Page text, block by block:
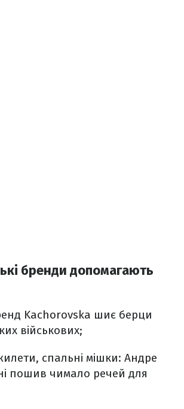
бренди допомагають
Kachorovska шиє берци
військових;
спальні мішки: Андре
пошив чимало речей для